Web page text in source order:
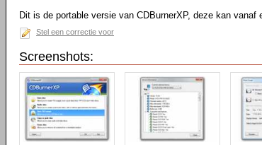
Dit is de portable versie van CDBurnerXP, deze kan vanaf
Stel een correctie voor
Screenshots: